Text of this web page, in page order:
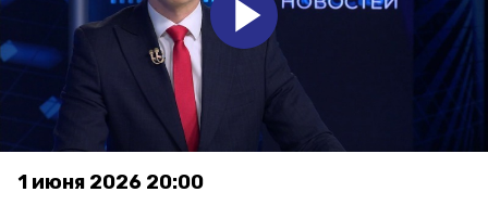
1 июня 2026 20:00